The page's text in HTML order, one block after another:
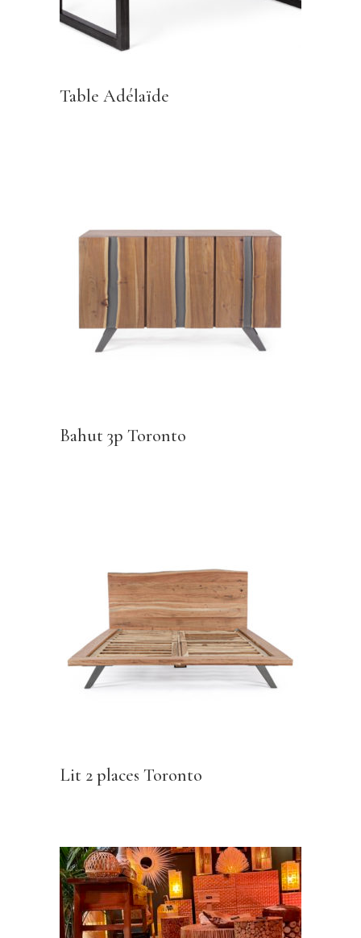
Table Adélaïde
Bahut 3p Toronto
Lit 2 places Toronto